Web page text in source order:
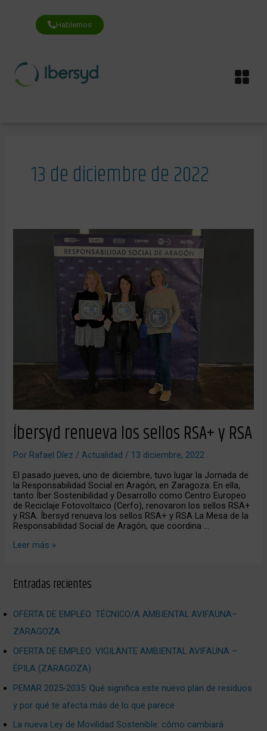
contenido
Hablemos
13 de diciembre de 2022
Íbersyd renueva los sellos RSA+ y RSA
Por Rafael Díez/Actualidad / 13 diciembre, 2022
El pasado jueves, uno de diciembre, tuvo lugar la Jornada de
la Responsabilidad Social en Aragón, en Zaragoza. En ella,
tanto Íber Sostenibilidad y Desarrollo como Centro Europeo
de Reciclaje Fotovoltaico (Cerfo), renovaron los sellos RSA+
y RSA. Íbersyd renueva los sellos RSA+ y RSA La Mesa de la
Responsabilidad Social de Aragón, que coordina …
Leer más »
Entradas recientes
OFERTA DE EMPLEO: TÉCNICO/A AMBIENTAL AVIFAUNA–
ZARAGOZA
OFERTA DE EMPLEO: VIGILANTE AMBIENTAL AVIFAUNA –
ÉPILA (ZARAGOZA)
PEMAR 2025‑2035: Qué significa este nuevo plan de residuos
y por qué te afecta más de lo que parece
La nueva Ley de Movilidad Sostenible: cómo cambiará